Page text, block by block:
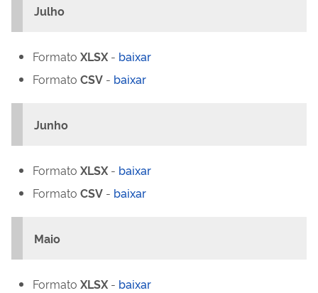
Julho
Formato XLSX - baixar
Formato CSV - baixar
Junho
Formato XLSX - baixar
Formato CSV - baixar
Maio
Formato XLSX - baixar